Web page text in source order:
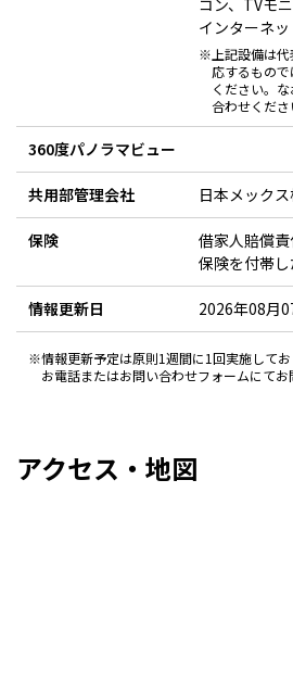
コン、TVモ
インターネッ
※上記設備は代
応するもの
ください。
合わせくださ
360度パノラマビュー
共用部管理会社 日本メック
保険
借家人賠償
保険を付帯
情報更新日 2026年08月
※情報更新予定は原則1週間に1回実施して
お電話またはお問い合わせフォームにてお
アクセス・地図